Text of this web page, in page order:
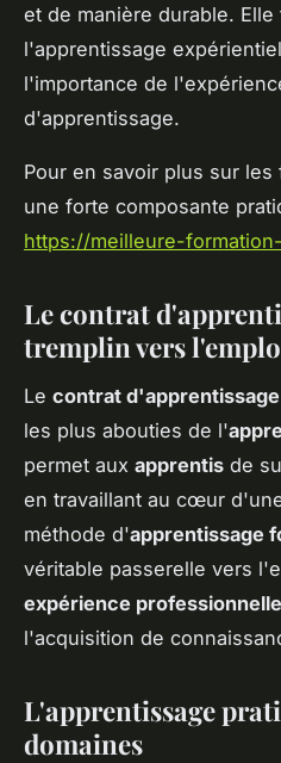
et de manière durable.
l'apprentissage
l'importance de
d'apprentissage.
Pour en savoir plus sur
une forte composante
https://meilleure-
Le contrat
tremplin vers
Le contrat d'apprentissage
les plus abouties de l'
permet aux apprentis de
en travaillant au cœur
méthode d'apprentissage
véritable passerelle vers
expérience professionnelle
l'acquisition de
L'apprentissage
domaines